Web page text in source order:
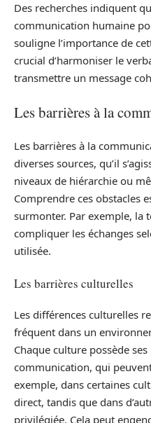
Des recherches indiquent
communication humaine
souligne l’importance de
crucial d’harmoniser le
transmettre un message
Les barrières à la
Les barrières à la
diverses sources, qu’il
niveaux de hiérarchie ou
Comprendre ces obstacles
surmonter. Par exemple, la
compliquer les échanges
utilisée.
Les barrières culturelles
Les différences culturelles
fréquent dans un
Chaque culture possède
communication, qui
exemple, dans certaines
direct, tandis que dans
privilégiée. Cela peut